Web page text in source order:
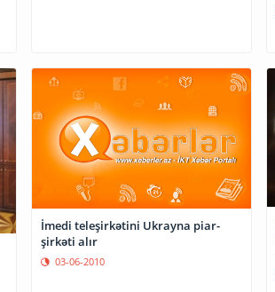
İmedi teleşirkətini Ukrayna piar-
şirkəti alır
03-06-2010